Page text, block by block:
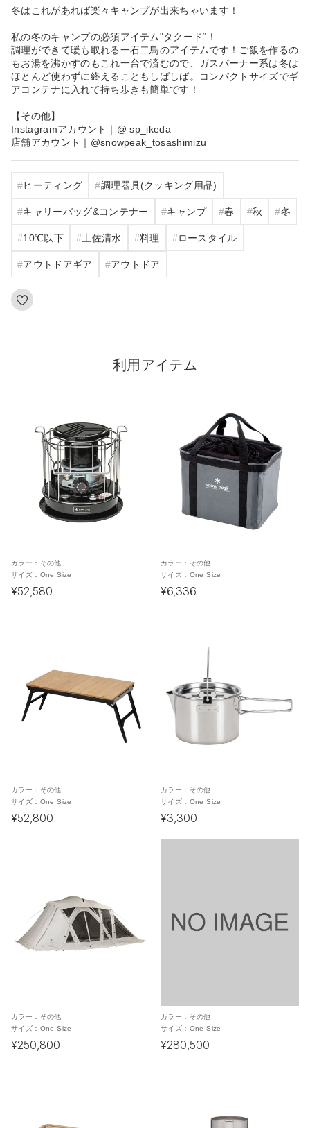
冬はこれがあれば楽々キャンプが出来ちゃいます！
私の冬のキャンプの必須アイテム"タクード“！
調理ができて暖も取れる一石二鳥のアイテムです！ご飯を作るの
もお湯を沸かすのもこれ一台で済むので、ガスバーナー系は冬は
ほとんど使わずに終えることもしばしば。コンパクトサイズでギ
アコンテナに入れて持ち歩きも簡単です！
【その他】
Instagramアカウント｜@ sp_ikeda
店舗アカウント｜@snowpeak_tosashimizu
ヒーティング 調理器具(クッキング用品)
キャリーバッグ&コンテナー キャンプ 春 秋 冬
10℃以下 土佐清水 料理 ロースタイル
アウトドアギア アウトドア
利用アイテム
カラー： その他
サイズ： One Size
¥52,580
カラー： その他
サイズ： One Size
¥6,336
カラー： その他
サイズ： One Size
¥52,800
カラー： その他
サイズ： One Size
¥3,300
カラー： その他
サイズ： One Size
¥250,800
カラー： その他
サイズ： One Size
¥280,500